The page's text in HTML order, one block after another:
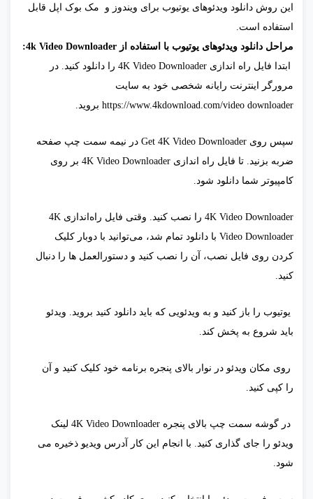
این روش دانلود ویدئوهای یوتیوب برای ویندوز و مک بوک اپل قابل
استفاده است.
مراحل دانلود ویدئوهای یوتیوب با استفاده از 4k Video Downloader:
ابتدا فایل راه اندازی 4K Video Downloader را دانلود کنید. در
مرورگر اینترنت رایانه شخصی خود به سایت
https://www.4kdownload.com/video downloader بروید.
سپس روی Get 4K Video Downloader در نیمه سمت چپ صفحه
ضربه بزنید. تا فایل راه اندازی 4K Video Downloader بر روی
کامپیوتر شما دانلود شود.
4K Video Downloader را نصب کنید. وقتی فایل راه‌اندازی 4K
Video Downloader با دانلود تمام شد، می‌توانید با دوبار کلیک
کردن روی فایل نصب، آن را نصب کنید و دستورالعمل‌ ها را دنبال
کنید.
یوتیوب را باز کنید و به ویدئویی که باید دانلود کنید بروید. ويدئو
باید شروع به پخش کند.
روی مکان ویدئو در نوار بالای پنجره برنامه خود کلیک کنید و آن
را کپی کنید.
در گوشه سمت چپ بالای پنجره 4K Video Downloader لینک
ویدئو را جای گذاری کنید. با انجام این کار آدرس ویدیو ذخیره می
شود.